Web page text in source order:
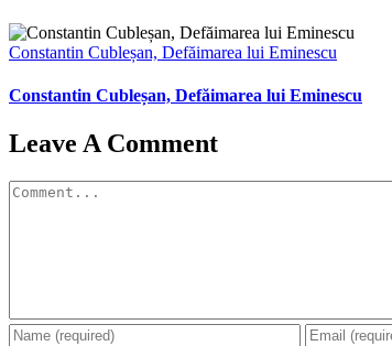
Constantin Cubleșan, Defăimarea lui Eminescu
Constantin Cubleșan, Defăimarea lui Eminescu
Leave A Comment
Comment